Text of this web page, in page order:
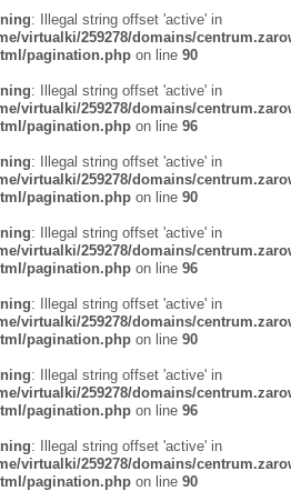
: Illegal string offset 'active' in
virtualki/259278/domains/
pagination.php on line 90
: Illegal string offset 'active' in
virtualki/259278/domains/
pagination.php on line 96
: Illegal string offset 'active' in
virtualki/259278/domains/
pagination.php on line 90
: Illegal string offset 'active' in
virtualki/259278/domains/
pagination.php on line 96
: Illegal string offset 'active' in
virtualki/259278/domains/
pagination.php on line 90
: Illegal string offset 'active' in
virtualki/259278/domains/
pagination.php on line 96
: Illegal string offset 'active' in
virtualki/259278/domains/
pagination.php on line 90